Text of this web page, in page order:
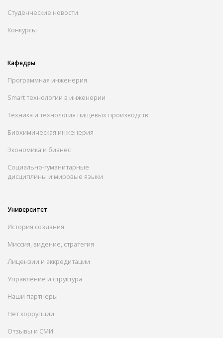
Студенческие новости
Конкурсы
Кафедры
Программная инженерия
Smart технологии в инженерии
Техника и технология пищевых производств
Биохимическая инженерия
Экономика и бизнес
Социально-гуманитарные
дисциплины и мировые языки
Университет
История создания
Миссия, видение, стратегия
Лицензии и аккредитации
Управление и структура
Наши партнеры
Нет коррупции
Отзывы и СМИ